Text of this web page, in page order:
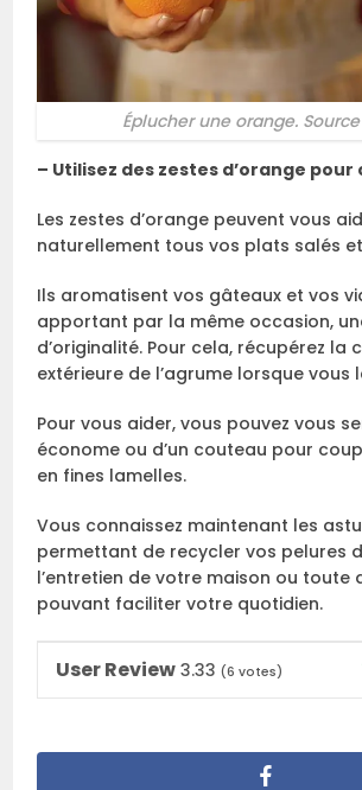
Éplucher une orange.
– Utilisez des zestes d’orange pour
Les zestes d’orange peuvent vous
naturellement tous vos plats salés
Ils aromatisent vos gâteaux et vos
apportant par la même occasion,
d’originalité. Pour cela, récupérez la
extérieure de l’agrume lorsque vous
Pour vous aider, vous pouvez vous
économe ou d’un couteau pour
en fines lamelles.
Vous connaissez maintenant les
permettant de recycler vos pelures
l’entretien de votre maison ou toute
pouvant faciliter votre quotidien.
User Review 3.33 (6 votes)